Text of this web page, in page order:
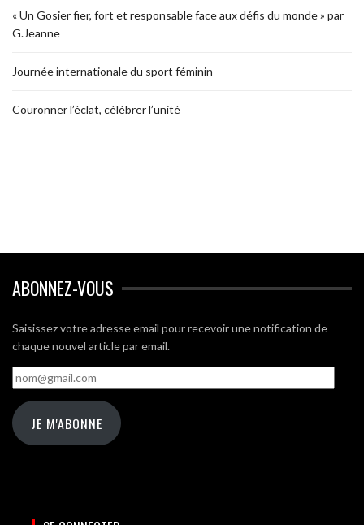
« Un Gosier fier, fort et responsable face aux défis du monde » par
G.Jeanne
Journée internationale du sport féminin
Couronner l’éclat, célébrer l’unité
ABONNEZ-VOUS
Saisissez votre adresse email pour recevoir une notification de
chaque nouvel article par email.
nom@gmail.com
JE M'ABONNE